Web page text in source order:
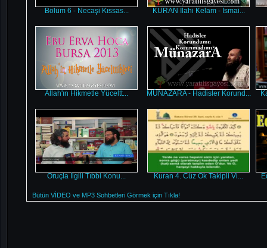
Bölüm 6 - Necaşi Kıssas... KURAN İlahi Kelam - İsmai...
Allah'ın Hikmetle Yüceltt... MÜNAZARA - Hadisler Korund...
Oruçla İlgili Tıbbi Konu... Kuran 4. Cüz Ok Takipli Vi...
Bütün VİDEO ve MP3 Sohbetleri Görmek için Tıkla!